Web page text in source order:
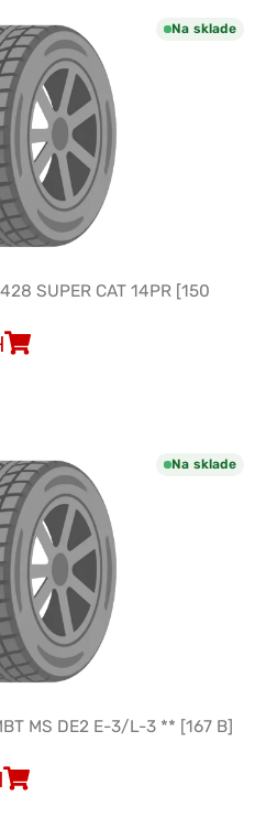
Na sklade
SUPER CAT 14PR [150
Na sklade
MS DE2 E-3/L-3 ** [167 B]